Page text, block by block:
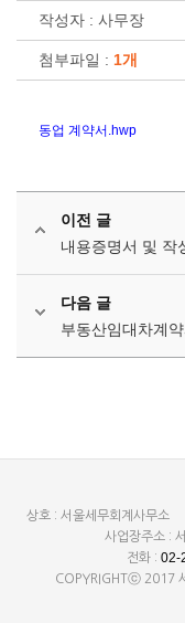
작성자 : 사무장
첨부파일 : 1개
동업 계약서.hwp
이전 글
내용증명서 및 작
다음 글
부동산임대차계약
상호 : 서울세무회계사무소
사업장주소 :
전화 : 02-
COPYRIGHTⓒ 2017